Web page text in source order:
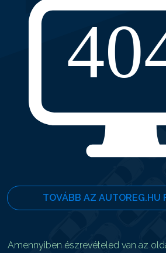
TOVÁBB AZ AUTOREG.HU
Amennyiben észrevételed van az